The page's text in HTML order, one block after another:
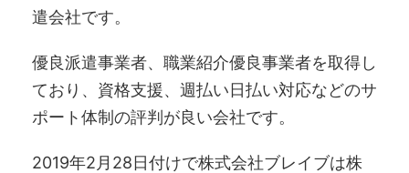
遣会社です。
優良派遣事業者、職業紹介優良事業者を取得し
ており、資格支援、週払い日払い対応などのサ
ポート体制の評判が良い会社です。
2019年2月28日付けで株式会社ブレイブは株